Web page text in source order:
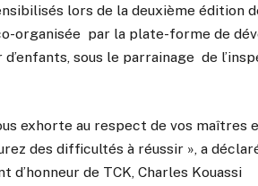
lors de la deuxième édition
organisée par la plate-forme de
sous le parrainage de
exhorte au respect de vos maîtres
des difficultés à réussir », a
d’honneur de TCK, Charles Kouassi